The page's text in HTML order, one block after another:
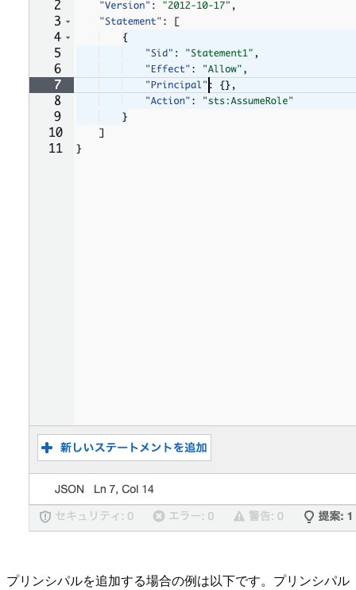
プリンシパルを追加する場合の例は以下です。プリンシパル